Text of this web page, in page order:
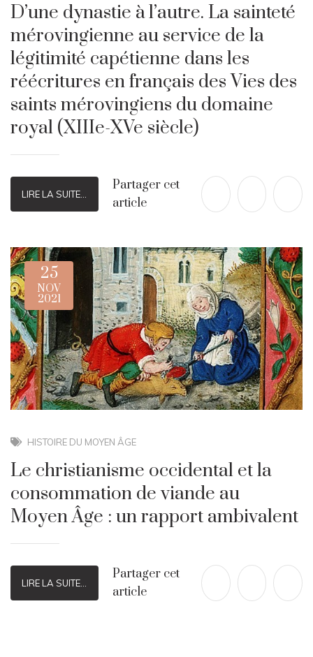
D’une dynastie à l’autre. La sainteté
mérovingienne au service de la
légitimité capétienne dans les
réécritures en français des Vies des
saints mérovingiens du domaine
royal (XIIIe-XVe siècle)
LIRE LA SUITE...
Partager cet
article
25
NOV
2021
HISTOIRE DU MOYEN ÂGE
Le christianisme occidental et la
consommation de viande au
Moyen Âge : un rapport ambivalent
LIRE LA SUITE...
Partager cet
article